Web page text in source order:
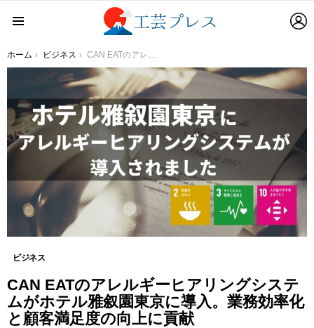
You are here:
ホーム ビジネス CAN EATのアレルギーヒアリングシステムがホテル雅叙園東京に導入。業務効率化と顧客満足度の向上に貢献
ビジネス
CAN EATのアレルギーヒアリングシステ
ムがホテル雅叙園東京に導入。業務効率化
と顧客満足度の向上に貢献